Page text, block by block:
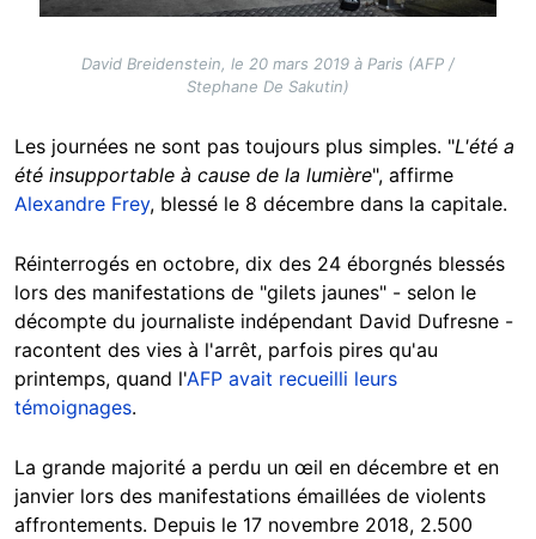
David Breidenstein, le 20 mars 2019 à Paris (AFP /
Stephane De Sakutin)
Les journées ne sont pas toujours plus simples. "L'été a
été insupportable à cause de la lumière", affirme
Alexandre Frey, blessé le 8 décembre dans la capitale.
Réinterrogés en octobre, dix des 24 éborgnés blessés
lors des manifestations de "gilets jaunes" - selon le
décompte du journaliste indépendant David Dufresne -
racontent des vies à l'arrêt, parfois pires qu'au
printemps, quand l'AFP avait recueilli leurs
témoignages.
La grande majorité a perdu un œil en décembre et en
janvier lors des manifestations émaillées de violents
affrontements. Depuis le 17 novembre 2018, 2.500